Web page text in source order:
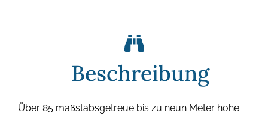
Beschreibung
Über 85 maßstabsgetreue bis zu neun Meter hohe